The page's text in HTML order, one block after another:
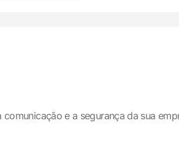
e a segurança da sua